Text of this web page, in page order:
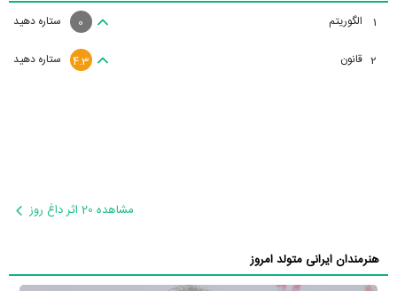
1 الگوریتم ستاره دهید 0
2 قانون ستاره دهید 4.3
مشاهده 20 اثر داغ روز
هنرمندان ایرانی متولد امروز